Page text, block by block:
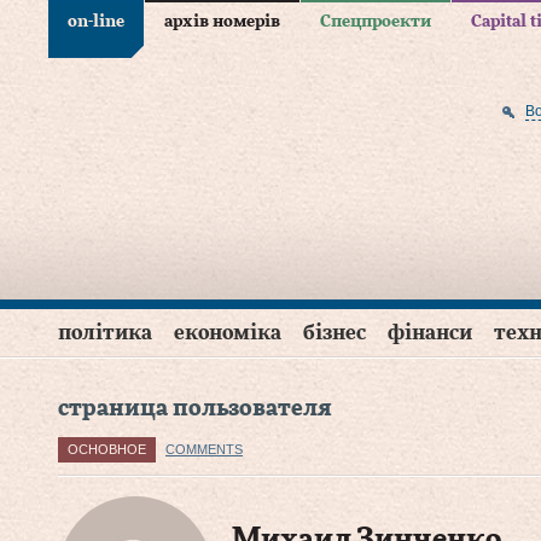
on-line архів номерів Спецпроекти Capital
політика економіка бізнес фінанси
страница пользователя
ОСНОВНОЕ COMMENTS